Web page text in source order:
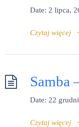
Date: 2 lipca,
Czytaj więcej
Samba
Date: 22
Czytaj więcej